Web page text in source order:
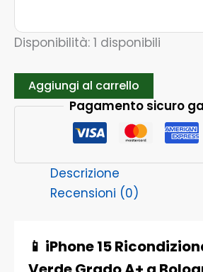
Disponibilità: 1 disponibili
Aggiungi al carrello
Pagamento sicuro
Descrizione
Recensioni (0)
📱 iPhone 15